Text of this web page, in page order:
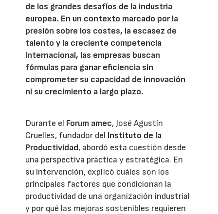
de los grandes desafíos de la industria
europea. En un contexto marcado por la
presión sobre los costes, la escasez de
talento y la creciente competencia
internacional, las empresas buscan
fórmulas para ganar eficiencia sin
comprometer su capacidad de innovación
ni su crecimiento a largo plazo.
Durante el Forum amec, José Agustín
Cruelles, fundador del Instituto de la
Productividad, abordó esta cuestión desde
una perspectiva práctica y estratégica. En
su intervención, explicó cuáles son los
principales factores que condicionan la
productividad de una organización industrial
y por qué las mejoras sostenibles requieren